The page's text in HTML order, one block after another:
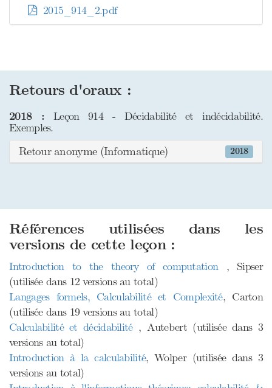
2015_914_2.pdf
Retours d'oraux :
2018 : Leçon 914 - Décidabilité et indécidabilité.
Exemples.
2018
Retour anonyme (Informatique)
Références utilisées dans les
versions de cette leçon :
Introduction to the theory of computation , Sipser
(utilisée dans 12 versions au total)
Langages formels, Calculabilité et Complexité, Carton
(utilisée dans 19 versions au total)
Calculabilité et décidabilité , Autebert (utilisée dans 3
versions au total)
Introduction à la calculabilité, Wolper (utilisée dans 3
versions au total)